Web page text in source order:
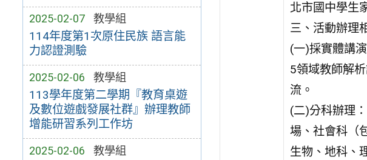
2025-02-07 教學組
114年度第1次原住民族 語言能
力認證測驗
2025-02-06 教學組
113學年度第二學期『教育桌遊
及數位遊戲發展社群』辦理教師
增能研習系列工作坊
2025-02-06 教學組
北市國中學生
三、活動辦理
(一)採實體講
5領域教師解
流。
(二)分科辦理
場、社會科（
生物、地科、